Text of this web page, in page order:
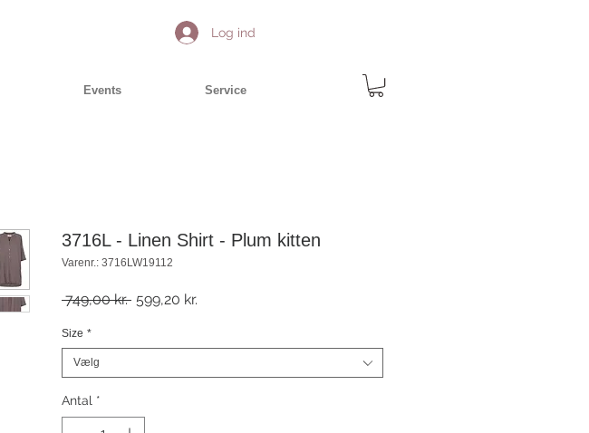
Log ind
Events Service
3716L - Linen Shirt - Plum kitten
Varenr.: 3716LW19112
749,00 kr. Regulær
599,20 kr.
Size *
Vælg
Antal *